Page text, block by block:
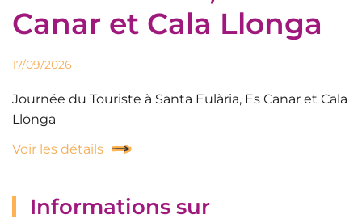
Canar et Cala Llonga
17/09/2026
Journée du Touriste à Santa Eulària, Es Canar et Cala
Llonga
Voir les détails
Informations sur